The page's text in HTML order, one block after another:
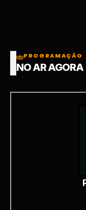
PROGRAMAÇÃO
NO AR AGORA